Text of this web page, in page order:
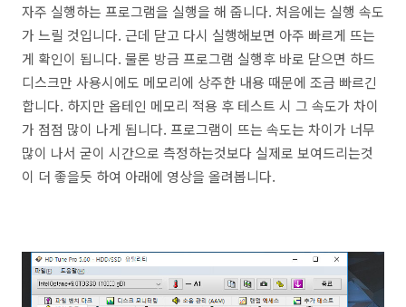
자주 실행하는 프로그램을 실행을 해 줍니다. 처음에는 실행 속도
가 느릴 것입니다. 근데 닫고 다시 실행해보면 아주 빠르게 뜨는
게 확인이 됩니다. 물론 방금 프로그램 실행후 바로 닫으면 하드
디스크만 사용시에도 메모리에 상주한 내용 때문에 조금 빠르긴
합니다. 하지만 옵테인 메모리 적용 후 테스트 시 그 속도가 차이
가 점점 많이 나게 됩니다. 프로그램이 뜨는 속도는 차이가 너무
많이 나서 굳이 시간으로 측정하는것보다 실제로 보여드리는것
이 더 좋을듯 하여 아래에 영상을 올려봅니다.